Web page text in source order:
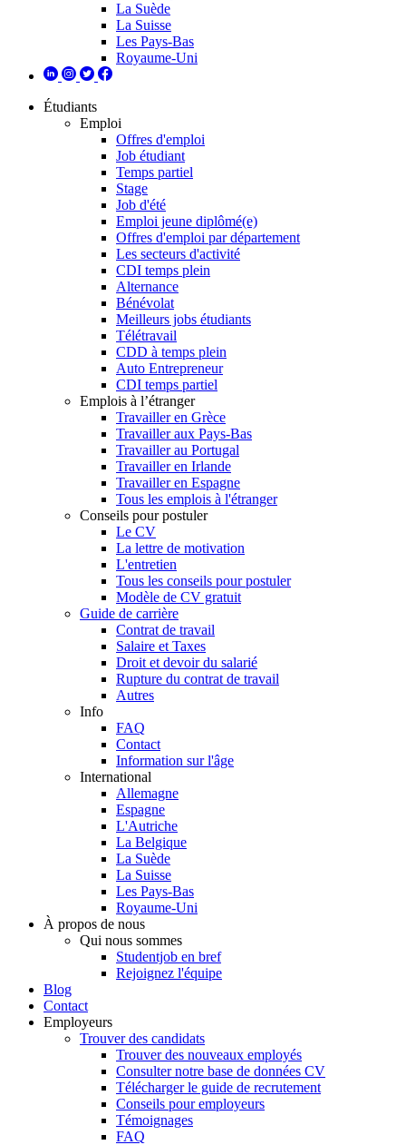
La Suède
La Suisse
Les Pays-Bas
Royaume-Uni
Étudiants
Emploi
Offres d'emploi
Job étudiant
Temps partiel
Stage
Job d'été
Emploi jeune diplômé(e)
Offres d'emploi par département
Les secteurs d'activité
CDI temps plein
Alternance
Bénévolat
Meilleurs jobs étudiants
Télétravail
CDD à temps plein
Auto Entrepreneur
CDI temps partiel
Emplois à l’étranger
Travailler en Grèce
Travailler aux Pays-Bas
Travailler au Portugal
Travailler en Irlande
Travailler en Espagne
Tous les emplois à l'étranger
Conseils pour postuler
Le CV
La lettre de motivation
L'entretien
Tous les conseils pour postuler
Modèle de CV gratuit
Guide de carrière
Contrat de travail
Salaire et Taxes
Droit et devoir du salarié
Rupture du contrat de travail
Autres
Info
FAQ
Contact
Information sur l'âge
International
Allemagne
Espagne
L'Autriche
La Belgique
La Suède
La Suisse
Les Pays-Bas
Royaume-Uni
À propos de nous
Qui nous sommes
Studentjob en bref
Rejoignez l'équipe
Blog
Contact
Employeurs
Trouver des candidats
Trouver des nouveaux employés
Consulter notre base de données CV
Télécharger le guide de recrutement
Conseils pour employeurs
Témoignages
FAQ